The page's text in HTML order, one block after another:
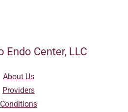
Endo Center, LLC
About Us
Providers
Conditions